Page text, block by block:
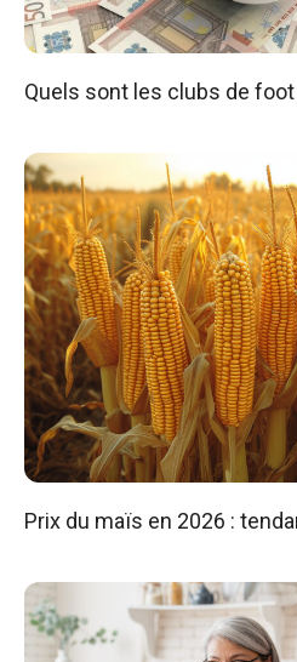
Quels sont les clubs de
Prix du maïs en 2026 :